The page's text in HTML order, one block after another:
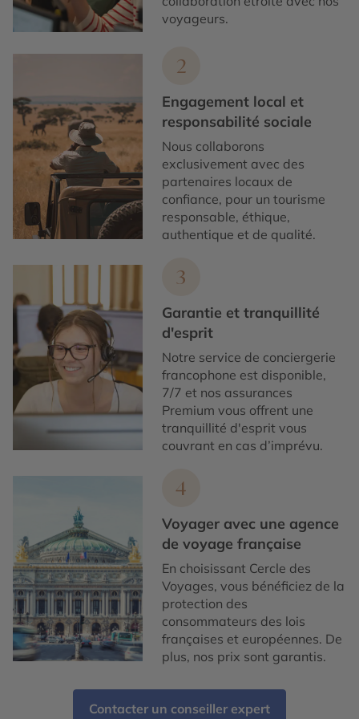
voyageurs.
2
Engagement local et
responsabilité sociale
Nous collaborons
exclusivement avec des
partenaires locaux de
confiance, pour un tourisme
responsable, éthique,
authentique et de qualité.
3
Garantie et tranquillité
d'esprit
Notre service de conciergerie
francophone est disponible,
7/7 et nos assurances
Premium vous offrent une
tranquillité d'esprit vous
couvrant en cas d’imprévu.
4
Voyager avec une agence
de voyage française
En choisissant Cercle des
Voyages, vous bénéficiez de la
protection des
consommateurs des lois
françaises et européennes. De
plus, nos prix sont garantis.
Contacter un conseiller expert